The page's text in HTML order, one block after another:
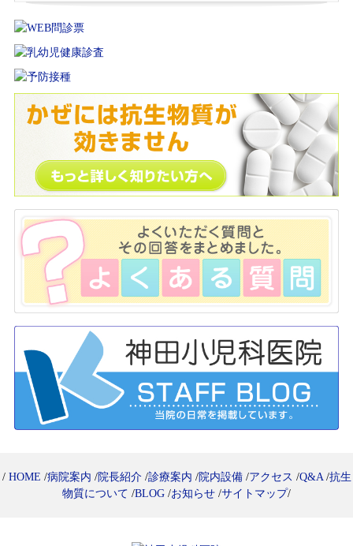
/ HOME /病院案内 /院長紹介/診療案内 /院内設備/アクセス /Q&A/抗生
物質について /BLOG /お知らせ /サイトマップ/